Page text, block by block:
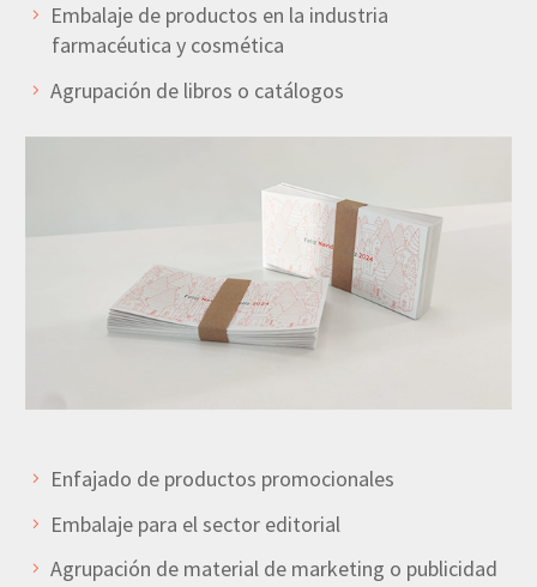
Embalaje de productos en la industria
farmacéutica y cosmética
Agrupación de libros o catálogos
Enfajado de productos promocionales
Embalaje para el sector editorial
Agrupación de material de marketing o publicidad